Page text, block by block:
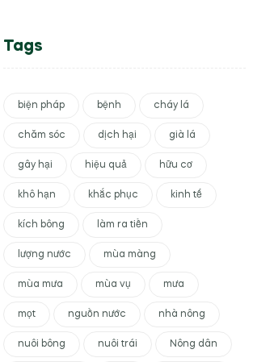
Tags
biện pháp bệnh cháy lá
chăm sóc dịch hại già lá
gây hại hiệu quả hữu cơ
khô hạn khắc phục kinh tế
kích bông làm ra tiền
lượng nước mùa màng
mùa mưa mùa vụ mưa
mọt nguồn nước nhà nông
nuôi bông nuôi trái Nông dân